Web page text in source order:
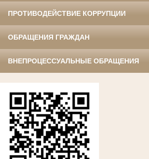
ПРОТИВОДЕЙСТВИЕ КОРРУПЦИИ
ОБРАЩЕНИЯ ГРАЖДАН
ВНЕПРОЦЕССУАЛЬНЫЕ ОБРАЩЕНИЯ